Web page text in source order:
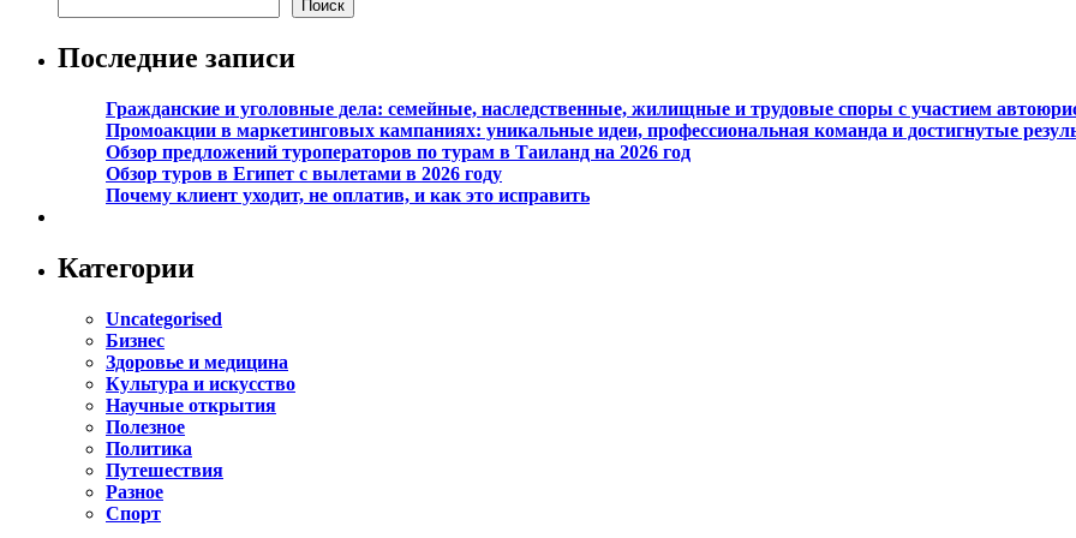
Поиск
Последние записи
Гражданские и уголовные дела: семейные, наследственные, жилищные и трудовые споры с участием
Промоакции в маркетинговых кампаниях: уникальные идеи, профессиональная команда и достигнутые
Обзор предложений туроператоров по турам в Таиланд на 2026 год
Обзор туров в Египет с вылетами в 2026 году
Почему клиент уходит, не оплатив, и как это исправить
Категории
Uncategorised
Бизнес
Здоровье и медицина
Культура и искусство
Научные открытия
Полезное
Политика
Путешествия
Разное
Спорт